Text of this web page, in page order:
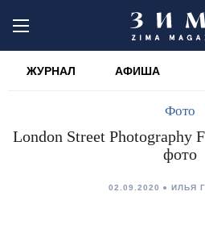
ЖУРНАЛ АФИША
Фото
London Street Photography
фото
02.09.2020 ИЛЬЯ